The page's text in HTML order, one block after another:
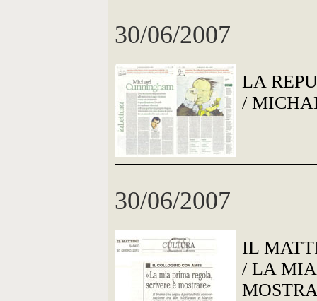
30/06/2007
LA
/
30/06/2007
IL
/ LA MIA